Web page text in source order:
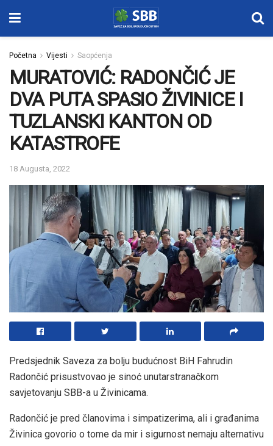
Početna Vijesti Saopćenja
MURATOVIĆ: RADONČIĆ JE
DVA PUTA SPASIO ŽIVINICE I
TUZLANSKI KANTON OD
KATASTROFE
18 Augusta, 2022
Predsjednik Saveza za bolju budućnost BiH Fahrudin
Radončić prisustvovao je sinoć unutarstranačkom
savjetovanju SBB-a u Živinicama.
Radončić je pred članovima i simpatizerima, ali i građanima
Živinica govorio o tome da mir i sigurnost nemaju alternativu